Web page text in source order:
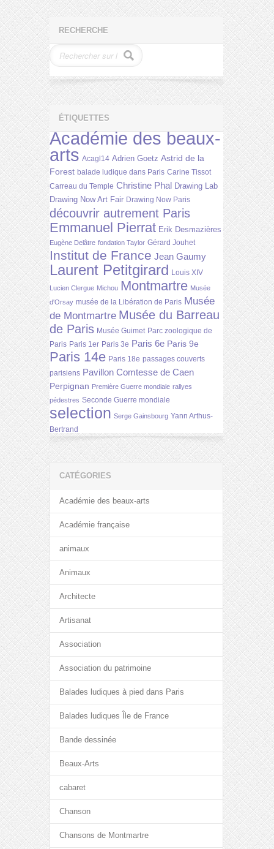
RECHERCHE
ÉTIQUETTES
Académie des beaux-
arts Acagl14 Adrien Goetz Astrid de la
Forest balade ludique dans Paris Carine Tissot
Carreau du Temple Christine Phal Drawing Lab
Drawing Now Art Fair Drawing Now Paris
découvrir autrement Paris
Emmanuel Pierrat Erik Desmazières
Eugène Delâtre fondation Taylor Gérard Jouhet
Institut de France Jean Gaumy
Laurent Petitgirard Louis XIV
Lucien Clergue Michou Montmartre Musée
d'Orsay musée de la Libération de Paris Musée
de Montmartre Musée du Barreau
de Paris Musée Guimet Parc zoologique de
Paris Paris 1er Paris 3e Paris 6e Paris 9e
Paris 14e Paris 18e passages couverts
parisiens Pavillon Comtesse de Caen
Perpignan Première Guerre mondiale rallyes
pédestres Seconde Guerre mondiale
selection Serge Gainsbourg Yann Arthus-
Bertrand
CATÉGORIES
Académie des beaux-arts
Académie française
animaux
Animaux
Architecte
Artisanat
Association
Association du patrimoine
Balades ludiques à pied dans Paris
Balades ludiques Île de France
Bande dessinée
Beaux-Arts
cabaret
Chanson
Chansons de Montmartre